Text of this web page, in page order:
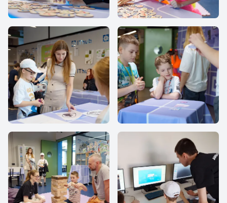
IThub school IThub school
IThub school